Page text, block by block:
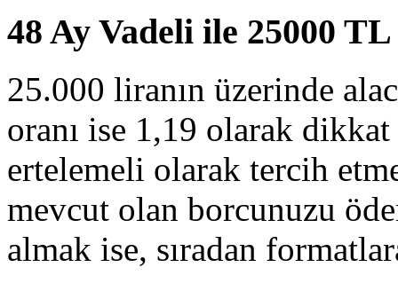
48 Ay Vadeli ile 25000
25.000 liranın üzerinde
oranı ise 1,19 olarak
ertelemeli olarak tercih
mevcut olan borcunuzu
almak ise, sıradan